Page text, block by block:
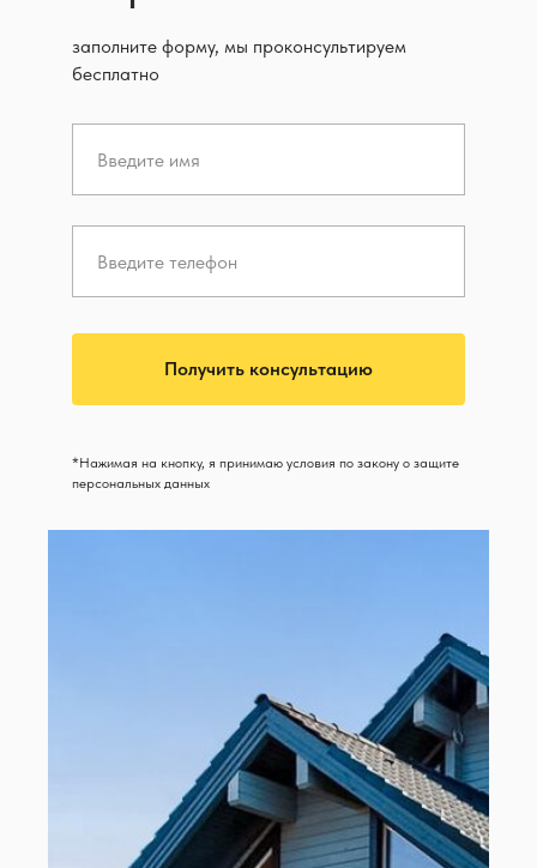
заполните форму, мы проконсультируем
бесплатно
Получить консультацию
*Нажимая на кнопку, я принимаю условия по закону о защите
персональных данных